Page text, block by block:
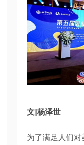
文|杨泽世
为了满足人们